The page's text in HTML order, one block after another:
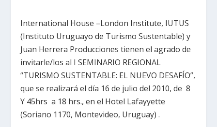
International House –London Institute, IUTUS
(Instituto Uruguayo de Turismo Sustentable) y
Juan Herrera Producciones tienen el agrado de
invitarle/los al I SEMINARIO REGIONAL
“TURISMO SUSTENTABLE: EL NUEVO DESAFÍO”,
que se realizará el día 16 de julio del 2010, de 8
Y 45hrs a 18 hrs., en el Hotel Lafayyette
(Soriano 1170, Montevideo, Uruguay) .